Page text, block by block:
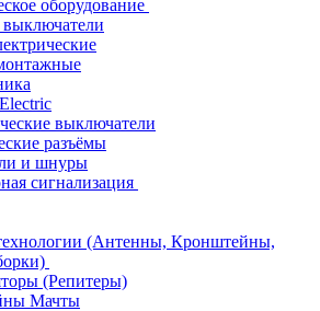
оборудование
выключатели
выключатели
разъёмы
и шнуры
сигнализация
(Антенны, Кронштейны,
(Репитеры)
Мачты